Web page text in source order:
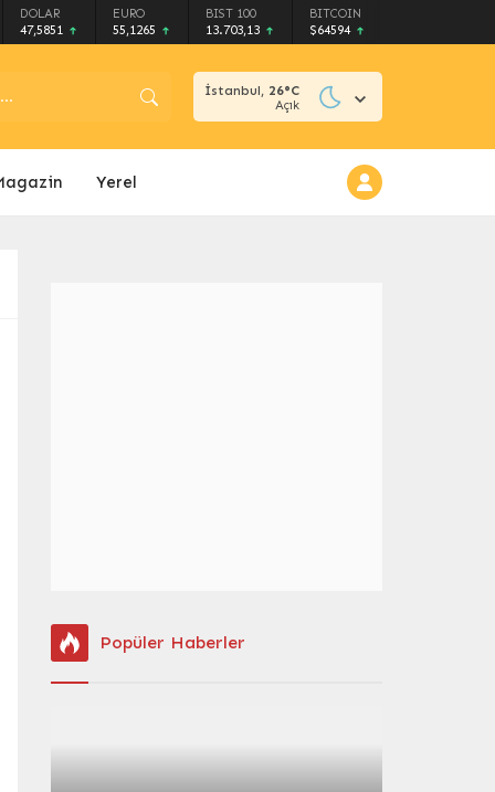
DOLAR
47,5851
EURO
55,1265
BIST 100
13.703,13
BITCOIN
$64594
İstanbul, 26°C
Açık
Yerel
Popüler Haberler